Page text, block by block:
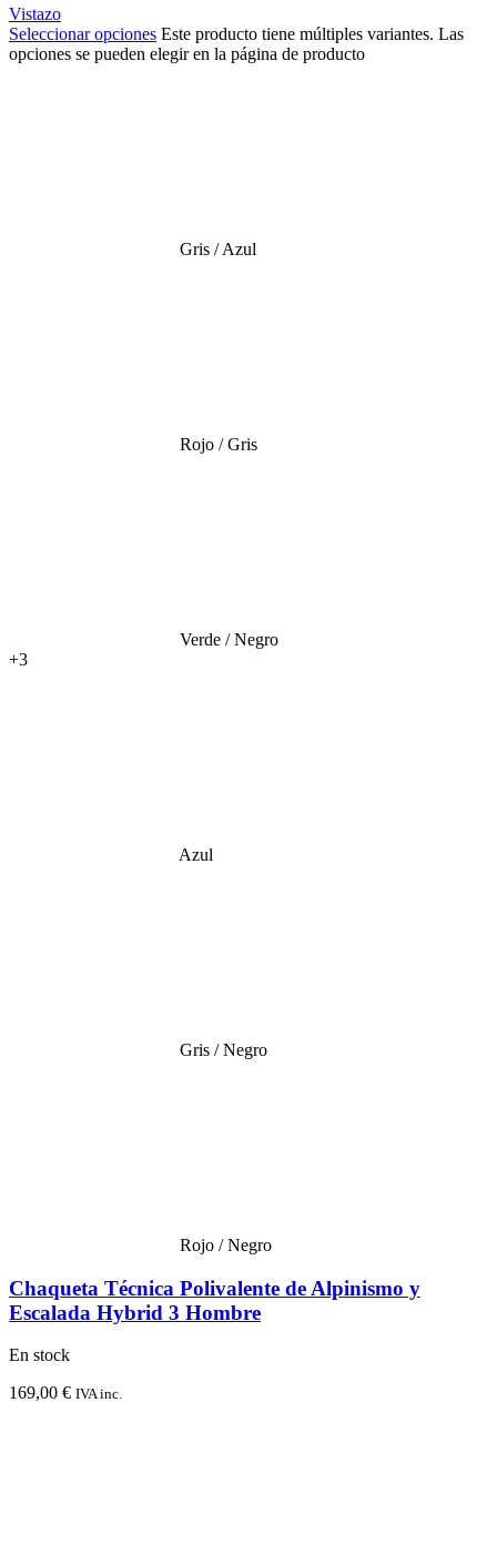
Vistazo
Seleccionar opciones Este producto tiene múltiples variantes. Las
opciones se pueden elegir en la página de producto
Gris / Azul
Rojo / Gris
Verde / Negro
+3
Azul
Gris / Negro
Rojo / Negro
Chaqueta Técnica Polivalente de Alpinismo y
Escalada Hybrid 3 Hombre
En stock
169,00 € IVA inc.